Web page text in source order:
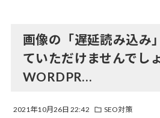
画像の「遅延読み込み
ていただけませんでし
WORDPR…
2021年10月26日 22:42 SEO対策